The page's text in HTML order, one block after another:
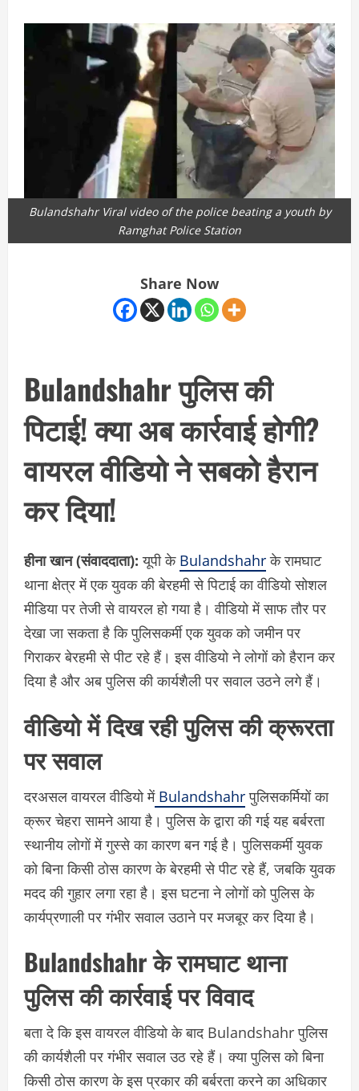
Bulandshahr Viral video of the police beating a youth by
Ramghat Police Station
Share Now
Bulandshahr पुलिस की
पिटाई! क्या अब कार्रवाई होगी?
वायरल वीडियो ने सबको हैरान
कर दिया!
हीना खान (संवाददाता):यूपी के Bulandshahrके रामघाट
थाना क्षेत्र में एक युवक की बेरहमी से पिटाई का वीडियो सोशल
मीडिया पर तेजी से वायरल हो गया है। वीडियो में साफ तौर पर
देखा जा सकता है कि पुलिसकर्मी एक युवक को जमीन पर
गिराकर बेरहमी से पीट रहे हैं। इस वीडियो ने लोगों को हैरान कर
दिया है और अब पुलिस की कार्यशैली पर सवाल उठने लगे हैं।
वीडियो में दिख रही पुलिस की क्रूरता
पर सवाल
दरअसल वायरल वीडियो मेंBulandshahrपुलिसकर्मियों का
क्रूर चेहरा सामने आया है। पुलिस के द्वारा की गई यह बर्बरता
स्थानीय लोगों में गुस्से का कारण बन गई है। पुलिसकर्मी युवक
को बिना किसी ठोस कारण के बेरहमी से पीट रहे हैं, जबकि युवक
मदद की गुहार लगा रहा है। इस घटना ने लोगों को पुलिस के
कार्यप्रणाली पर गंभीर सवाल उठाने पर मजबूर कर दिया है।
Bulandshahr के रामघाट थाना
पुलिस की कार्रवाई पर विवाद
बता दे कि इस वायरल वीडियो के बाद Bulandshahr पुलिस
की कार्यशैली पर गंभीर सवाल उठ रहे हैं। क्या पुलिस को बिना
किसी ठोस कारण के इस प्रकार की बर्बरता करने का अधिकार